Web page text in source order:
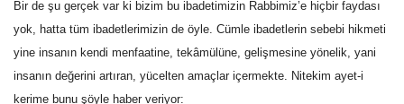
Bir de şu gerçek var ki bizim bu ibadetimizin Rabbimiz’e hiçbir faydası
yok, hatta tüm ibadetlerimizin de öyle. Cümle ibadetlerin sebebi hikmeti
yine insanın kendi menfaatine, tekâmülüne, gelişmesine yönelik, yani
insanın değerini artıran, yücelten amaçlar içermekte. Nitekim ayet-i
kerime bunu şöyle haber veriyor: